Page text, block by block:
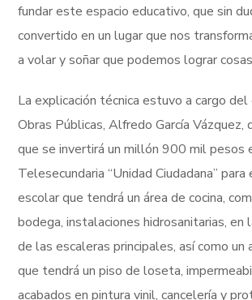
fundar este espacio educativo, que sin
convertido en un lugar que nos
a volar y soñar que podemos lograr
La explicación técnica estuvo a cargo
Obras Públicas, Alfredo García Vázquez,
que se invertirá un millón 900 mil pesos
Telesecundaria “Unidad Ciudadana”
escolar que tendrá un área de cocina,
bodega, instalaciones hidrosanitarias, en
de las escaleras principales, así como un
que tendrá un piso de loseta,
acabados en pintura vinil, cancelería y